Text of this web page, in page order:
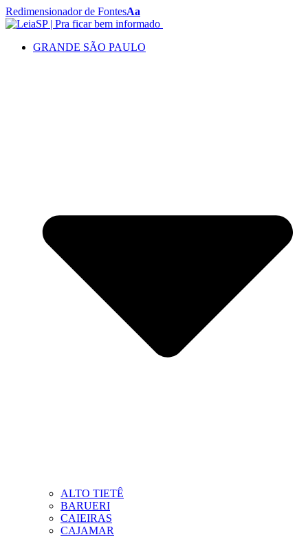
Redimensionador de FontesAa
GRANDE SÃO PAULO
ALTO TIETÊ
BARUERI
CAIEIRAS
CAJAMAR